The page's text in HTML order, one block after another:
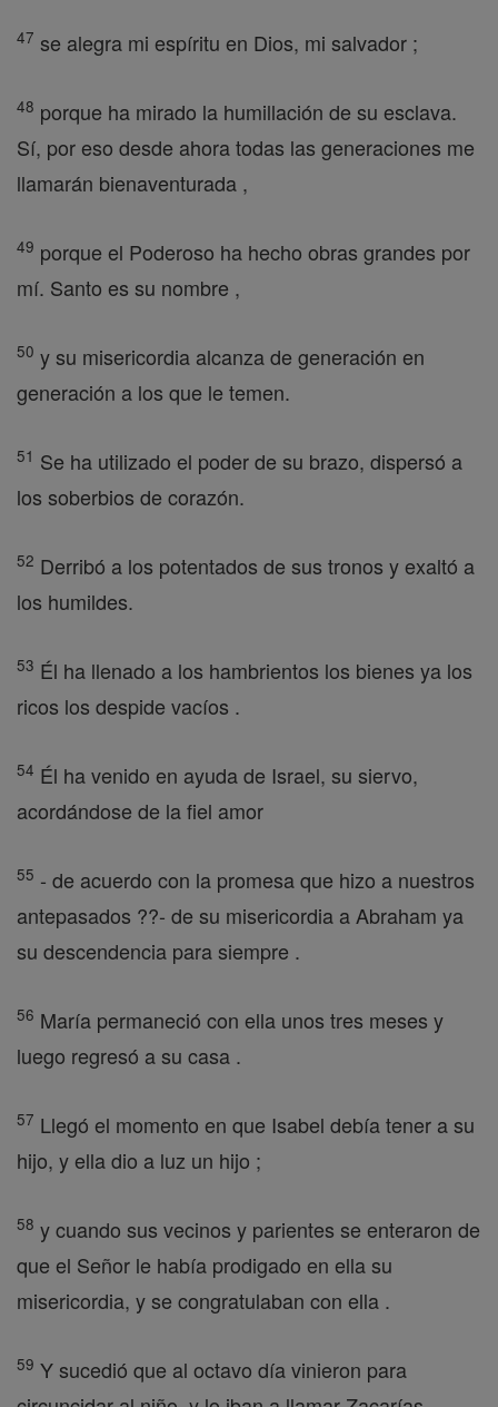
47 se alegra mi espíritu en Dios, mi salvador ;
48 porque ha mirado la humillación de su esclava.
Sí, por eso desde ahora todas las generaciones me
llamarán bienaventurada ,
49 porque el Poderoso ha hecho obras grandes por
mí. Santo es su nombre ,
50 y su misericordia alcanza de generación en
generación a los que le temen.
51 Se ha utilizado el poder de su brazo, dispersó a
los soberbios de corazón.
52 Derribó a los potentados de sus tronos y exaltó a
los humildes.
53 Él ha llenado a los hambrientos los bienes ya los
ricos los despide vacíos .
54 Él ha venido en ayuda de Israel, su siervo,
acordándose de la fiel amor
55 - de acuerdo con la promesa que hizo a nuestros
antepasados ??- de su misericordia a Abraham ya
su descendencia para siempre .
56 María permaneció con ella unos tres meses y
luego regresó a su casa .
57 Llegó el momento en que Isabel debía tener a su
hijo, y ella dio a luz un hijo ;
58 y cuando sus vecinos y parientes se enteraron de
que el Señor le había prodigado en ella su
misericordia, y se congratulaban con ella .
59 Y sucedió que al octavo día vinieron para